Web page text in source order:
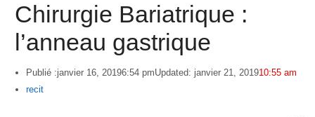
Chirurgie Bariatrique :
l’anneau gastrique
Publié :janvier 16, 20196:54 pmUpdated: janvier 21, 201910:55 am
Author
recit